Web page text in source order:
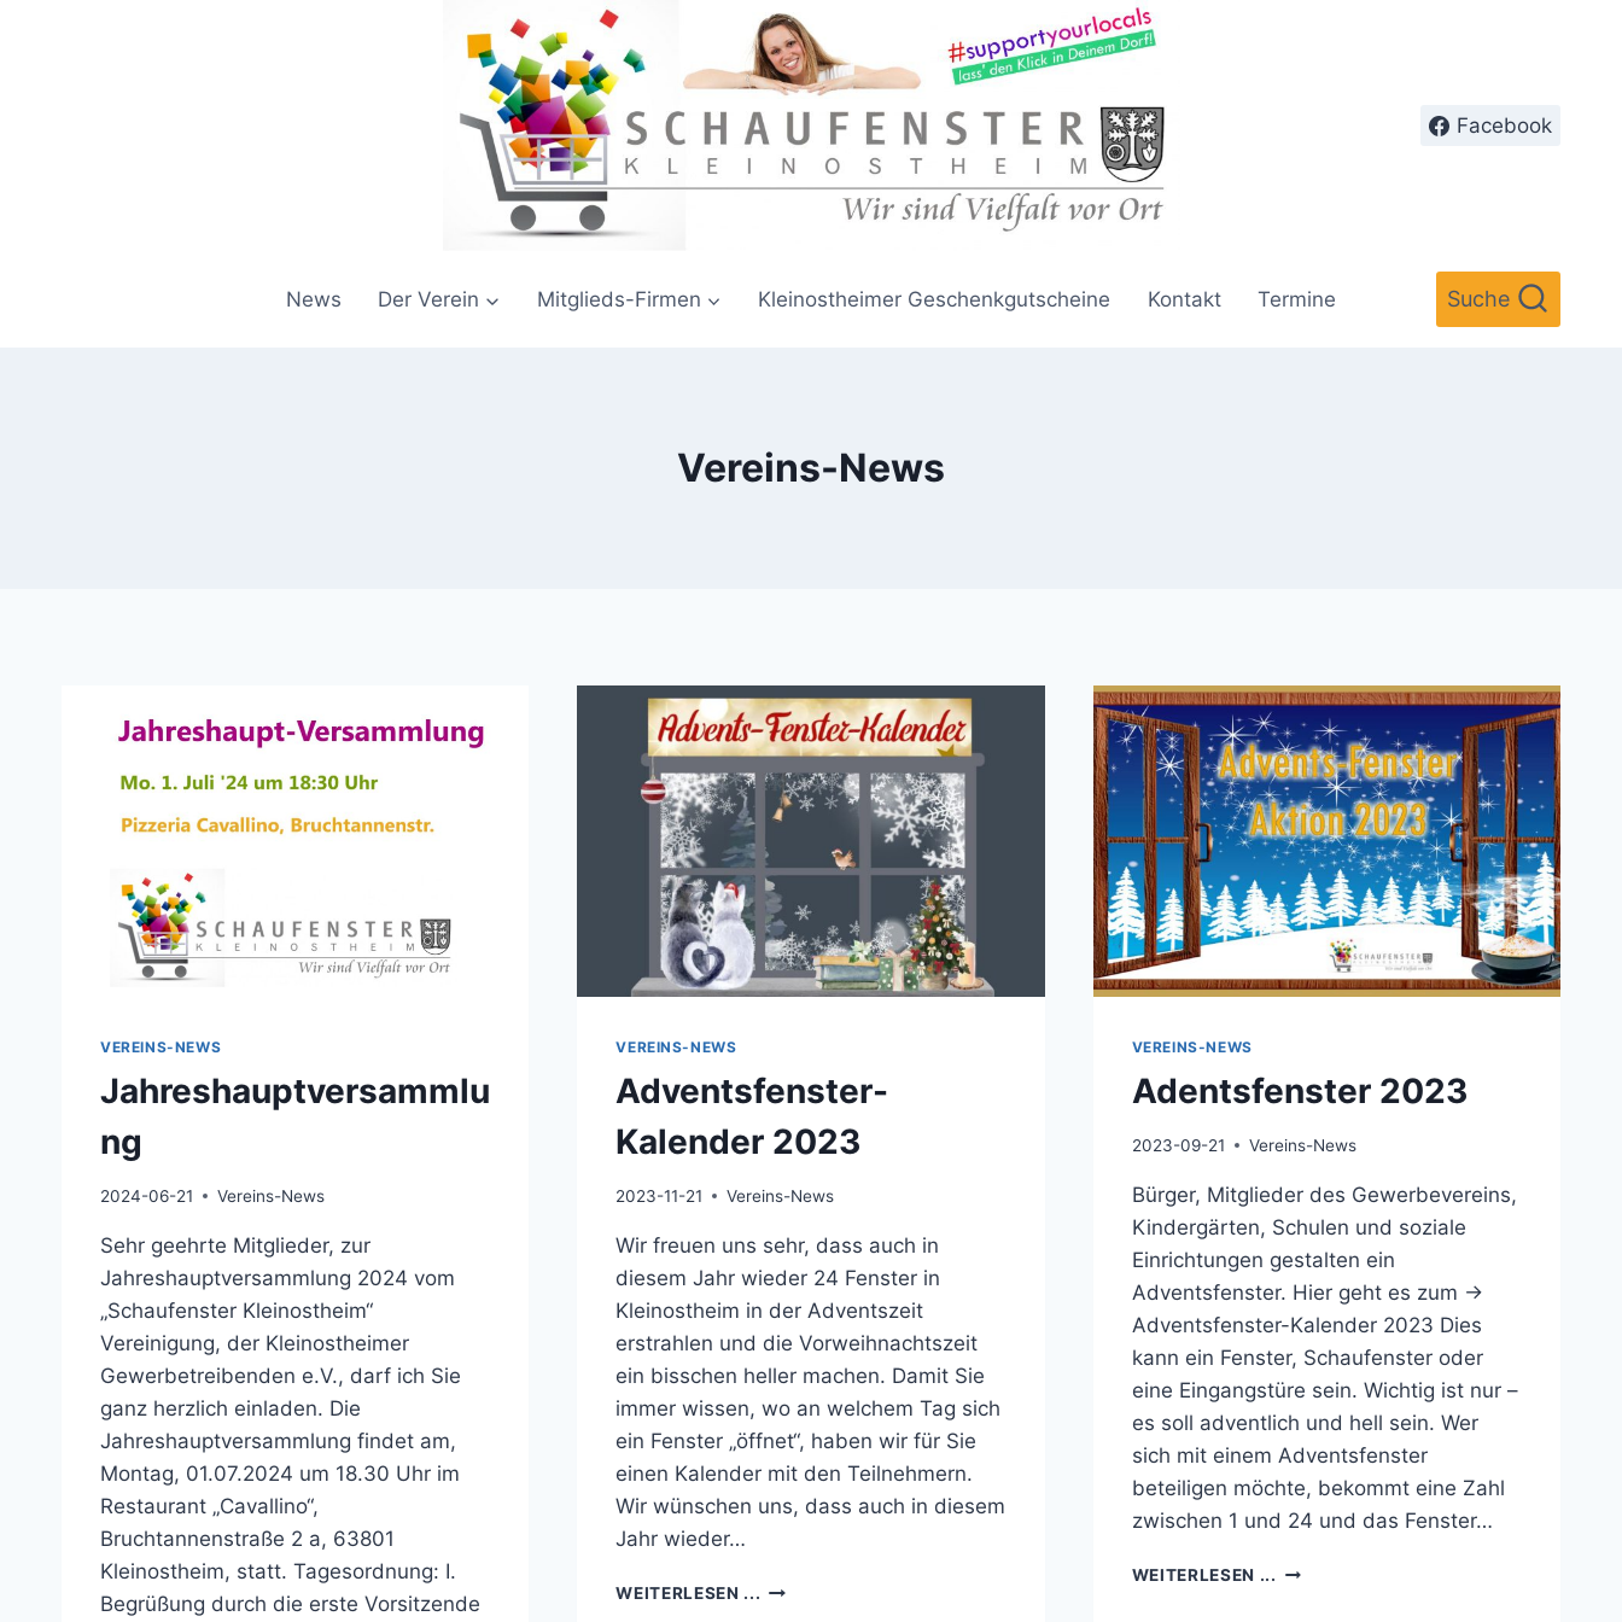
Facebook
News Der Verein Mitglieds-Firmen Kleinostheimer Geschenkgutscheine Kontakt Termine Suche
Vereins-News
VEREINS-NEWS
Jahreshauptversammlu
ng
2024-06-21 Vereins-News
Sehr geehrte Mitglieder, zur
Jahreshauptversammlung 2024 vom
„Schaufenster Kleinostheim“
Vereinigung, der Kleinostheimer
Gewerbetreibenden e.V., darf ich Sie
ganz herzlich einladen. Die
Jahreshauptversammlung findet am,
Montag, 01.07.2024 um 18.30 Uhr im
Restaurant „Cavallino“,
Bruchtannenstraße 2 a, 63801
Kleinostheim, statt. Tagesordnung: I.
Begrüßung durch die erste Vorsitzende
VEREINS-NEWS
Adventsfenster-
Kalender 2023
2023-11-21 Vereins-News
Wir freuen uns sehr, dass auch in
diesem Jahr wieder 24 Fenster in
Kleinostheim in der Adventszeit
erstrahlen und die Vorweihnachtszeit
ein bisschen heller machen. Damit Sie
immer wissen, wo an welchem Tag sich
ein Fenster „öffnet“, haben wir für Sie
einen Kalender mit den Teilnehmern.
Wir wünschen uns, dass auch in diesem
Jahr wieder…
WEITERLESEN ... ADVENTSFENSTER-
VEREINS-NEWS
Adentsfenster 2023
2023-09-21 Vereins-News
Bürger, Mitglieder des Gewerbevereins,
Kindergärten, Schulen und soziale
Einrichtungen gestalten ein
Adventsfenster. Hier geht es zum ->
Adventsfenster-Kalender 2023 Dies
kann ein Fenster, Schaufenster oder
eine Eingangstüre sein. Wichtig ist nur –
es soll adventlich und hell sein. Wer
sich mit einem Adventsfenster
beteiligen möchte, bekommt eine Zahl
zwischen 1 und 24 und das Fenster…
WEITERLESEN ... ADENTSFENSTER